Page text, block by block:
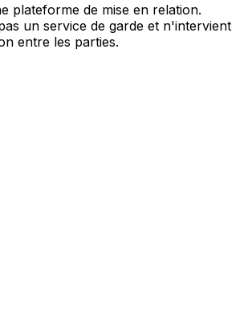
plateforme de mise en relation.
un service de garde et n'intervient
entre les parties.